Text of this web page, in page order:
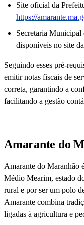
Site oficial da
https://
Secretaria Municipal
disponíveis no site
Seguindo esses pré-
emitir notas fiscais de
correta, garantindo a
facilitando a gestão
Amarante do
Amarante do Maranhão
Médio Mearim, estado
rural e por ser um polo
Amarante combina
ligadas à agricultura e